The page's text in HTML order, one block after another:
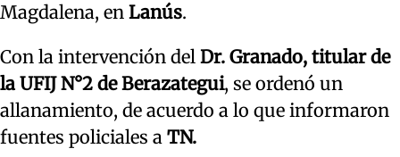
Magdalena, en Lanús.
Con la intervención del Dr. Granado, titular de
la UFIJ N°2 de Berazategui, se ordenó un
allanamiento, de acuerdo a lo que informaron
fuentes policiales a TN.